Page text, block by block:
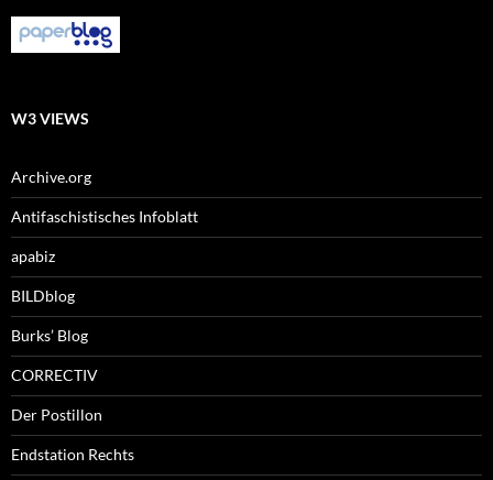
W3 VIEWS
Archive.org
Antifaschistisches Infoblatt
apabiz
BILDblog
Burks’ Blog
CORRECTIV
Der Postillon
Endstation Rechts